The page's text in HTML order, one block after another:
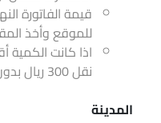
قيمة الفاتورة
للموقع وأخذ
نقل 300 ريال بدون ضريبة القيمة المضافة
المدينة